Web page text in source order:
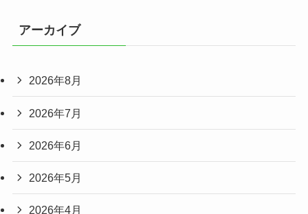
アーカイブ
2026年8月
2026年7月
2026年6月
2026年5月
2026年4月